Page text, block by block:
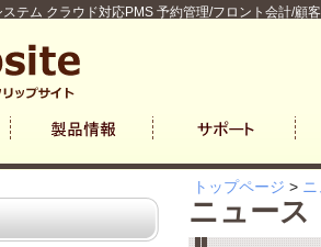
テム クラウド対応PMS 予約管理/フロント会計/顧
トップページ >
ニュース